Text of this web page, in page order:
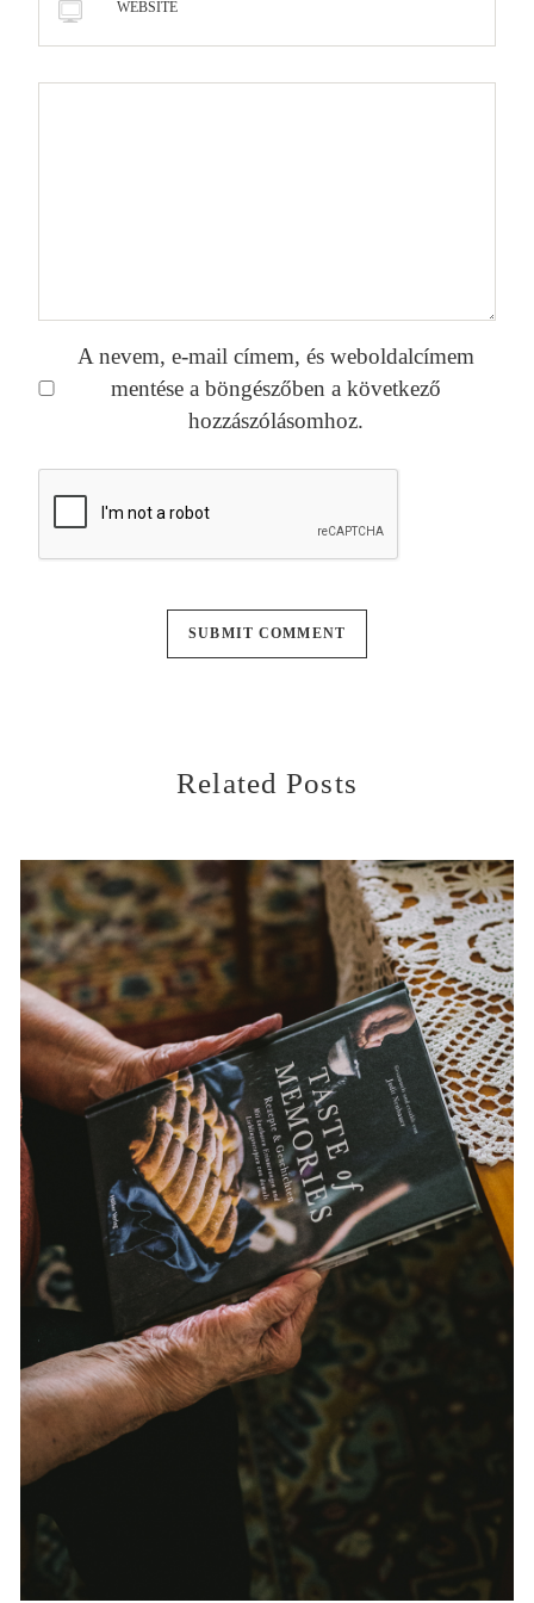
WEBSITE
A nevem, e-mail címem, és weboldalcímem
mentése a böngészőben a következő
hozzászólásomhoz.
Related Posts